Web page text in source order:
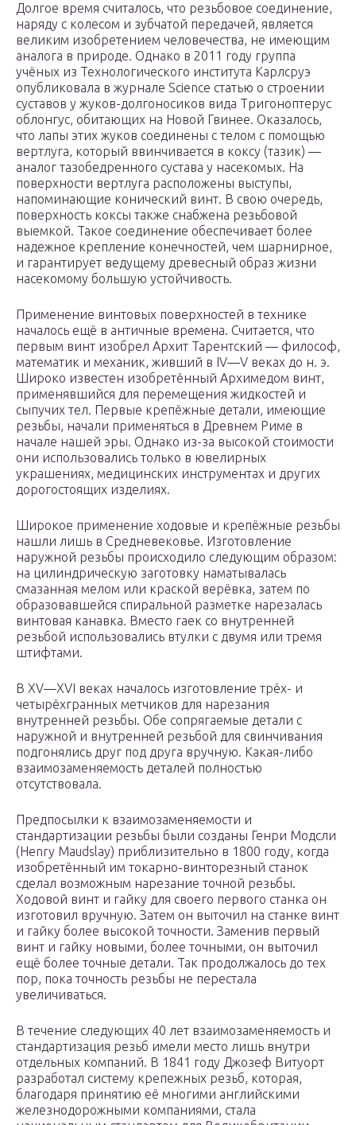
Долгое время считалось, что резьбовое соединение,
наряду с колесом и зубчатой передачей, является
великим изобретением человечества, не имеющим
аналога в природе. Однако в 2011 году группа
учёных из Технологического института Карлсруэ
опубликовала в журнале Science статью о строении
суставов у жуков-долгоносиков вида Тригоноптерус
облонгус, обитающих на Новой Гвинее. Оказалось,
что лапы этих жуков соединены с телом с помощью
вертлуга, который ввинчивается в коксу (тазик) —
аналог тазобедренного сустава у насекомых. На
поверхности вертлуга расположены выступы,
напоминающие конический винт. В свою очередь,
поверхность коксы также снабжена резьбовой
выемкой. Такое соединение обеспечивает более
надежное крепление конечностей, чем шарнирное,
и гарантирует ведущему древесный образ жизни
насекомому большую устойчивость.
Применение винтовых поверхностей в технике
началось ещё в античные времена. Считается, что
первым винт изобрел Архит Тарентский — философ,
математик и механик, живший в IV—V веках до н. э.
Широко известен изобретённый Архимедом винт,
применявшийся для перемещения жидкостей и
сыпучих тел. Первые крепёжные детали, имеющие
резьбы, начали применяться в Древнем Риме в
начале нашей эры. Однако из-за высокой стоимости
они использовались только в ювелирных
украшениях, медицинских инструментах и других
дорогостоящих изделиях.
Широкое применение ходовые и крепёжные резьбы
нашли лишь в Средневековье. Изготовление
наружной резьбы происходило следующим образом:
на цилиндрическую заготовку наматывалась
смазанная мелом или краской верёвка, затем по
образовавшейся спиральной разметке нарезалась
винтовая канавка. Вместо гаек со внутренней
резьбой использовались втулки с двумя или тремя
штифтами.
В XV—XVI веках началось изготовление трёх- и
четырёхгранных метчиков для нарезания
внутренней резьбы. Обе сопрягаемые детали с
наружной и внутренней резьбой для свинчивания
подгонялись друг под друга вручную. Какая-либо
взаимозаменяемость деталей полностью
отсутствовала.
Предпосылки к взаимозаменяемости и
стандартизации резьбы были созданы Генри Модсли
(Henry Maudslay) приблизительно в 1800 году, когда
изобретённый им токарно-винторезный станок
сделал возможным нарезание точной резьбы.
Ходовой винт и гайку для своего первого станка он
изготовил вручную. Затем он выточил на станке винт
и гайку более высокой точности. Заменив первый
винт и гайку новыми, более точными, он выточил
ещё более точные детали. Так продолжалось до тех
пор, пока точность резьбы не перестала
увеличиваться.
В течение следующих 40 лет взаимозаменяемость и
стандартизация резьб имели место лишь внутри
отдельных компаний. В 1841 году Джозеф Витуорт
разработал систему крепежных резьб, которая,
благодаря принятию её многими английскими
железнодорожными компаниями, стала